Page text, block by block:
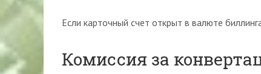
Если карточный счет открыт в валюте
Комиссия за